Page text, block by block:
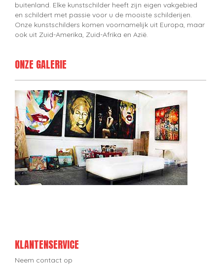
buitenland. Elke kunstschilder heeft zijn eigen vakgebied
en schildert met passie voor u de mooiste schilderijen.
Onze kunstschilders komen voornamelijk uit Europa, maar
ook uit Zuid-Amerika, Zuid-Afrika en Azië.
ONZE GALERIE
KLANTENSERVICE
Neem contact op